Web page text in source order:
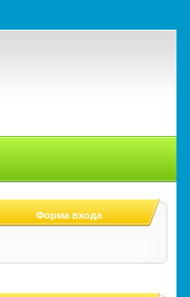
Форма входа